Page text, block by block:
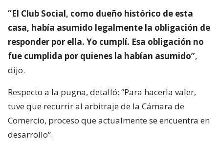
“El Club Social, como dueño histórico de esta
casa, había asumido legalmente la obligación de
responder por ella. Yo cumplí. Esa obligación no
fue cumplida por quienes la habían asumido”,
dijo.
Respecto a la pugna, detalló: “Para hacerla valer,
tuve que recurrir al arbitraje de la Cámara de
Comercio, proceso que actualmente se encuentra en
desarrollo”.